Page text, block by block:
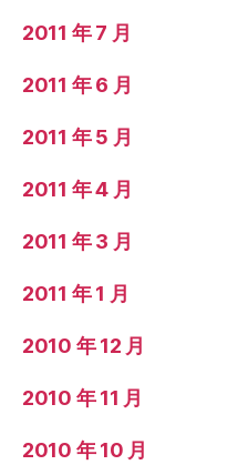
2011 年 7 月
2011 年 6 月
2011 年 5 月
2011 年 4 月
2011 年 3 月
2011 年 1 月
2010 年 12 月
2010 年 11 月
2010 年 10 月